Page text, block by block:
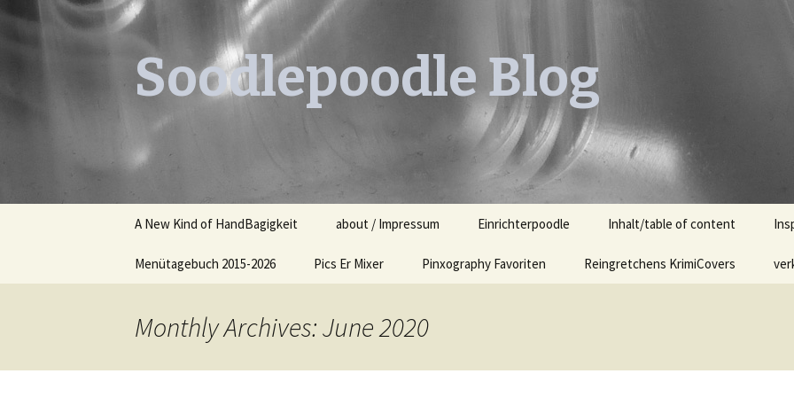
Soodlepoodle Blog
content
A New Kind of HandBagigkeit about / Impressum Einrichterpoodle Inhalt/table of content
Menütagebuch 2015-2026
Menütagebuch 2016
Pics Er Mixer Pinxography Favoriten Reingretchens KrimiCovers
Monthly Archives: June 2020